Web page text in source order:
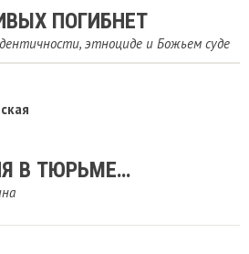
ПОГИБНЕТ
этноциде и Божьем суде
В ТЮРЬМЕ…